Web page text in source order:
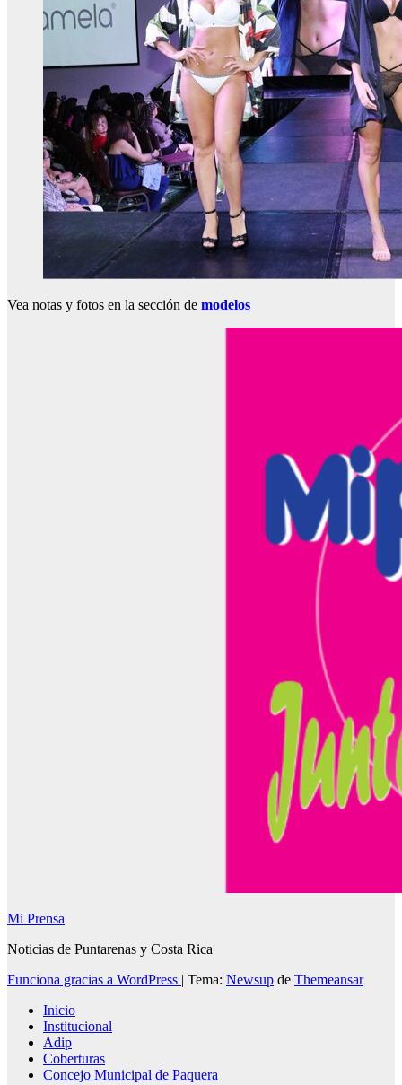
Vea notas y fotos en la sección de modelos
Mi Prensa
Noticias de Puntarenas y Costa Rica
Funciona gracias a WordPress | Tema: Newsup de Themeansar
Inicio
Institucional
Adip
Coberturas
Concejo Municipal de Paquera